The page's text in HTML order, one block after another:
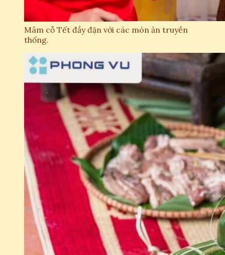
Mâm cỗ Tết đầy đặn với các món ăn truyền
thống.